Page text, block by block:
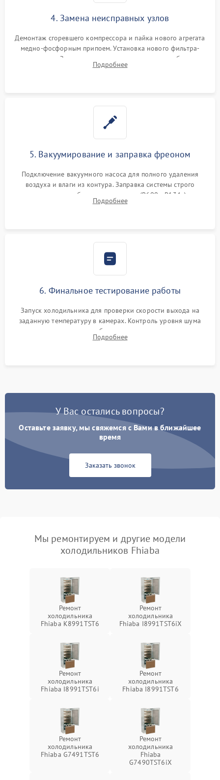
4. Замена неисправных узлов
Демонтаж сгоревшего компрессора и пайка нового агрегата
медно-фосфорным припоем. Установка нового фильтра-
осушителя. Замена изношенных вентиляторов обдува,
сломанных заслонок или поврежденных дверных петель.
Подробнее
5. Вакуумирование и заправка фреоном
Подключение вакуумного насоса для полного удаления
воздуха и влаги из контура. Заправка системы строго
дозированным объемом хладагента (R600a, R134a) по
электронным весам. Контроль рабочего давления в системе.
Подробнее
6. Финальное тестирование работы
Запуск холодильника для проверки скорости выхода на
заданную температуру в камерах. Контроль уровня шума
компрессора, отсутствия обмерзания стенок и корректного
срабатывания системы автоматической оттайки.
Подробнее
У Вас остались вопросы?
Оставьте заявку, мы свяжемся с Вами в ближайшее
время
Заказать звонок
Мы ремонтируем и другие модели
холодильников Fhiaba
Ремонт
холодильника
Fhiaba K8991TST6
Ремонт
холодильника
Fhiaba I8991TST6iX
Ремонт
холодильника
Fhiaba I8991TST6i
Ремонт
холодильника
Fhiaba I8991TST6
Ремонт
холодильника
Fhiaba G7491TST6
Ремонт
холодильника
Fhiaba
G7490TST6iX